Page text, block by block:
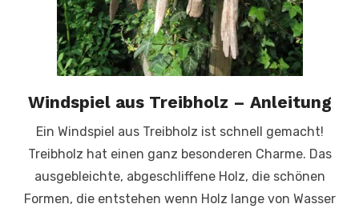
Windspiel aus Treibholz – Anleitung
Ein Windspiel aus Treibholz ist schnell gemacht!
Treibholz hat einen ganz besonderen Charme. Das
ausgebleichte, abgeschliffene Holz, die schönen
Formen, die entstehen wenn Holz lange von Wasser